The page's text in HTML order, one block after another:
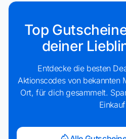
Top
deiner
Entdecke die besten
Aktionscodes von bekannten
Ort, für dich gesammelt.